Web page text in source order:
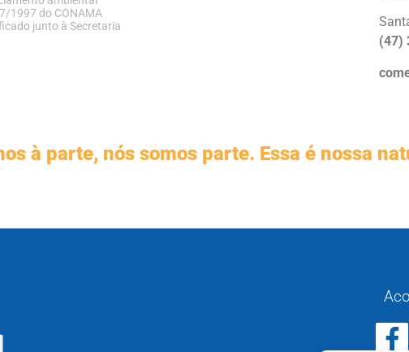
1997 do CONAMA
junto à Secretaria
(47)
à parte, nós somos parte. Essa é nossa